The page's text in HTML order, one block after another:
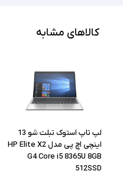
نسل پردازنده
8GB
حافظه داخلی 256GB
نوع حافظه داخلی SSD
کالاهای مشابه
لپ تاپ استوک تبلت شو 13
اینچی اچ پی مدل HP Elite X2
G4 Core i5 8365U 8GB
512SSD